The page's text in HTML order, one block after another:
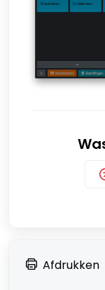
Afdrukken